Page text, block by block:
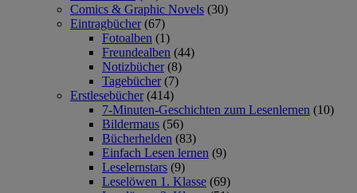
Comics & Graphic Novels (30)
Eintragbücher (67)
Fotoalben (1)
Freundealben (44)
Notizbücher (8)
Tagebücher (7)
Erstlesebücher (414)
7-Minuten-Geschichten zum Lesenlernen (10)
Bildermaus (56)
Bücherhelden (83)
Einfach Lesen lernen (9)
Leselernstars (9)
Leselöwen 1. Klasse (69)